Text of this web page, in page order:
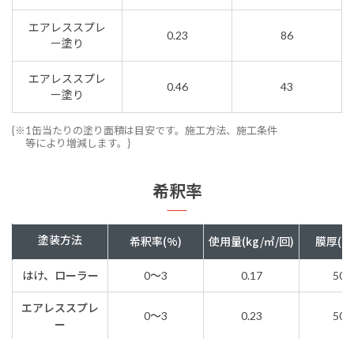
エアレススプレ
ー塗り
0.23 86
エアレススプレ
ー塗り
0.46 43
{※1缶当たりの塗り面積は目安です。施工方法、施工条件
等により増減します。}
希釈率
塗装方法 希釈率(%) 使用量(kg/㎡/回) 膜厚(
はけ、ローラー 0～3 0.17
エアレススプレ
ー
0～3 0.23